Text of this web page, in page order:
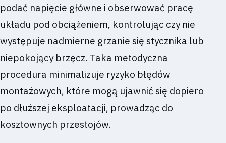
podać napięcie główne i obserwować pracę
układu pod obciążeniem, kontrolując czy nie
występuje nadmierne grzanie się stycznika lub
niepokojący brzęcz. Taka metodyczna
procedura minimalizuje ryzyko błędów
montażowych, które mogą ujawnić się dopiero
po dłuższej eksploatacji, prowadząc do
kosztownych przestojów.